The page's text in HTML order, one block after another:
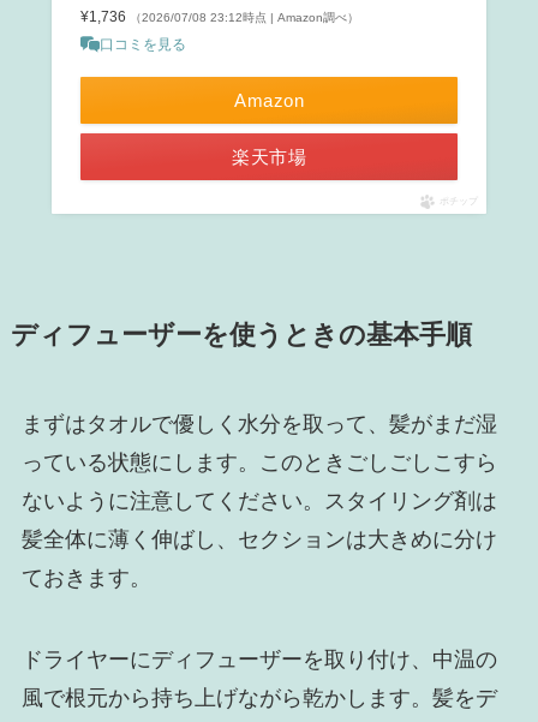
¥1,736
（2026/07/08 23:12時点 | Amazon調べ）
口コミを見る
Amazon
楽天市場
ポチップ
ディフューザーを使うときの基本手順
まずはタオルで優しく水分を取って、髪がまだ湿
っている状態にします。このときごしごしこすら
ないように注意してください。スタイリング剤は
髪全体に薄く伸ばし、セクションは大きめに分け
ておきます。
ドライヤーにディフューザーを取り付け、中温の
風で根元から持ち上げながら乾かします。髪をデ